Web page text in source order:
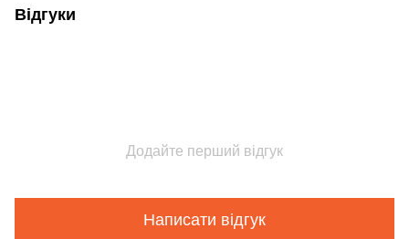
Відгуки
Додайте перший відгук
Написати відгук